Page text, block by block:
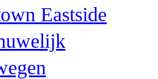
Eastside